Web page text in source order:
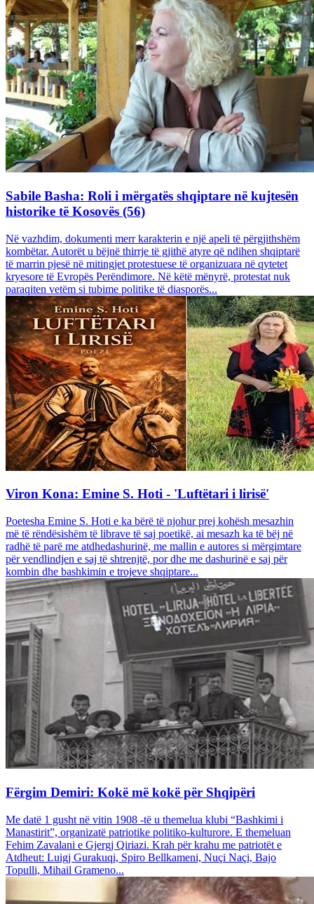
Sabile Basha: Roli i mërgatës shqiptare në kujtesën
historike të Kosovës (56)
Në vazhdim, dokumenti merr karakterin e një apeli të përgjithshëm
kombëtar. Autorët u bëjnë thirrje të gjithë atyre që ndihen shqiptarë
të marrin pjesë në mitingjet protestuese të organizuara në qytetet
kryesore të Evropës Perëndimore. Në këtë mënyrë, protestat nuk
paraqiten vetëm si tubime politike të diasporës...
Viron Kona: Emine S. Hoti - 'Luftëtari i lirisë'
Poetesha Emine S. Hoti e ka bërë të njohur prej kohësh mesazhin
më të rëndësishëm të librave të saj poetikë, ai mesazh ka të bëj në
radhë të parë me atdhedashurinë, me mallin e autores si mërgimtare
për vendlindjen e saj të shtrenjtë, por dhe me dashurinë e saj për
kombin dhe bashkimin e trojeve shqiptare...
Fërgim Demiri: Kokë më kokë për Shqipëri
Me datë 1 gusht në vitin 1908 -të u themelua klubi “Bashkimi i
Manastirit”, organizatë patriotike politiko-kulturore. E themeluan
Fehim Zavalani e Gjergj Qiriazi. Krah për krahu me patriotët e
Atdheut: Luigj Gurakuqi, Spiro Bellkameni, Nuçi Naçi, Bajo
Topulli, Mihail Grameno...